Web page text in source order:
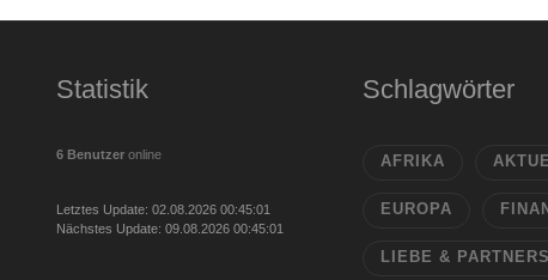
Statistik
6 Benutzer online
Letztes Update: 02.08.2026 00:45:01
Nächstes Update: 09.08.2026 00:45:01
Schlagwörter
AFRIKA
EUROPA
LIEBE &